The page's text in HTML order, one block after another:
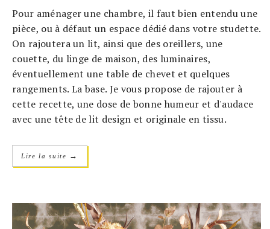
Pour aménager une chambre, il faut bien entendu une
pièce, ou à défaut un espace dédié dans votre studette.
On rajoutera un lit, ainsi que des oreillers, une
couette, du linge de maison, des luminaires,
éventuellement une table de chevet et quelques
rangements. La base. Je vous propose de rajouter à
cette recette, une dose de bonne humeur et d'audace
avec une tête de lit design et originale en tissu.
Lire la suite →